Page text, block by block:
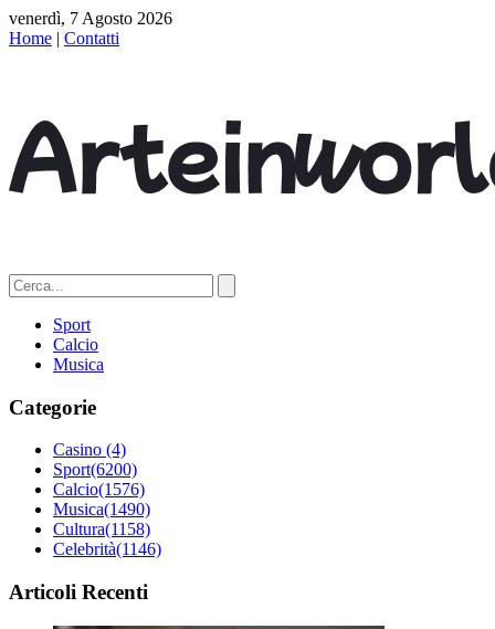
venerdì, 7 Agosto 2026
Home | Contatti
Sport
Calcio
Musica
Categorie
Casino (4)
Sport(6200)
Calcio(1576)
Musica(1490)
Cultura(1158)
Celebrità(1146)
Articoli Recenti